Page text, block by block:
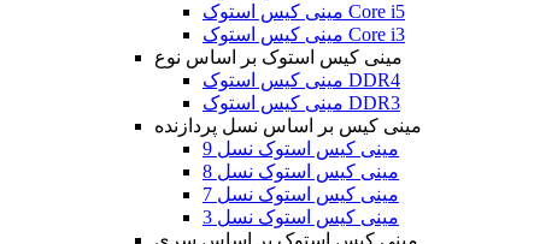
مینی کیس استوک Core i5
مینی کیس استوک Core i3
مینی کیس استوک بر اساس نوع
مینی کیس استوک DDR4
مینی کیس استوک DDR3
مینی کیس بر اساس نسل پردازنده
مینی کیس استوک نسل 9
مینی کیس استوک نسل 8
مینی کیس استوک نسل 7
مینی کیس استوک نسل 3
مینی کیس استوک بر اساس سری